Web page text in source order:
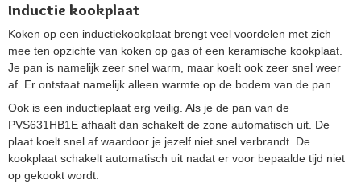
Inductie kookplaat
Koken op een inductiekookplaat brengt veel voordelen met zich
mee ten opzichte van koken op gas of een keramische kookplaat.
Je pan is namelijk zeer snel warm, maar koelt ook zeer snel weer
af. Er ontstaat namelijk alleen warmte op de bodem van de pan.
Ook is een inductieplaat erg veilig. Als je de pan van de
PVS631HB1E afhaalt dan schakelt de zone automatisch uit. De
plaat koelt snel af waardoor je jezelf niet snel verbrandt. De
kookplaat schakelt automatisch uit nadat er voor bepaalde tijd niet
op gekookt wordt.